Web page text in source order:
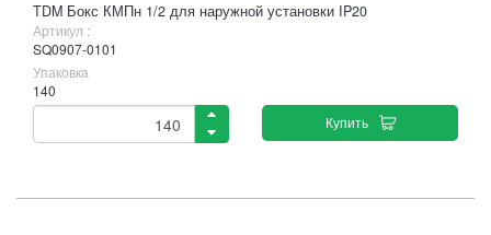
TDM Бокс КМПн 1/2 для наружной установки IP20
Артикул :
SQ0907-0101
Упаковка
140
Купить